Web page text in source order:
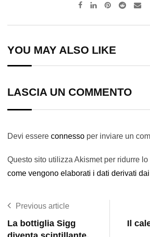
Pinterest
Reddit
YOU MAY ALSO LIKE
LASCIA UN COMMENTO
Devi essere connesso per inviare un
Questo sito utilizza Akismet per ridurre lo
come vengono elaborati i dati derivati
Previous article
La bottiglia Sigg
Il